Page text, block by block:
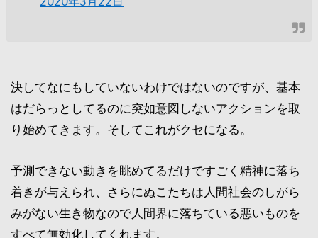
決してなにもしていないわけではないのですが、基本
はだらっとしてるのに突如意図しないアクションを取
り始めてきます。そしてこれがクセになる。
予測できない動きを眺めてるだけですごく精神に落ち
着きが与えられ、さらにぬこたちは人間社会のしがら
みがない生き物なので人間界に落ちている悪いものを
すべて無効化してくれます。